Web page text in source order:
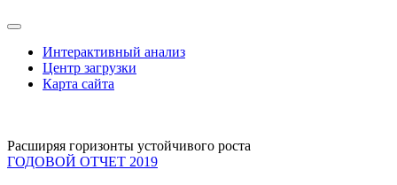
Интерактивный анализ
Центр загрузки
Карта сайта
Расширяя горизонты устойчивого роста
ГОДОВОЙ ОТЧЕТ 2019